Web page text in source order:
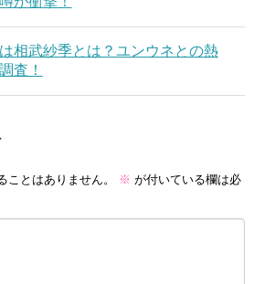
相武紗季とは？ユンウネとの熱
査！
ことはありません。 ※ が付いている欄は必